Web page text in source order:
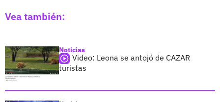
Vea también:
Noticias
Video: Leona se antojó de CAZAR
turistas